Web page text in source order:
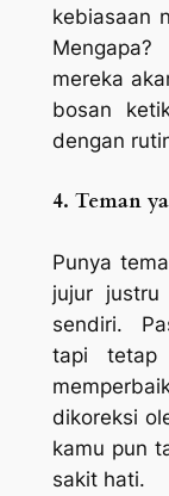
kebiasaan
mereka
bosan
dengan
4. Teman
Punya
jujur
sendiri.
tapi tetap
dikoreksi
kamu pun
sakit hati.